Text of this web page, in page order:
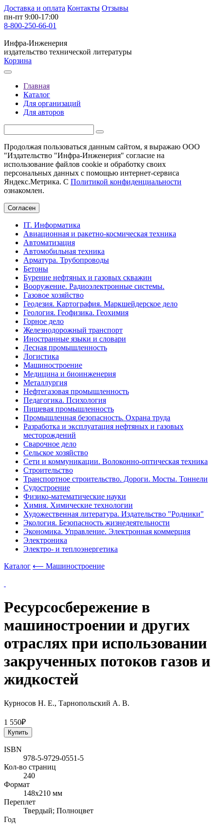
Доставка и оплата Контакты Отзывы
пн-пт 9:00-17:00
8-800-250-66-01
Инфра-Инженерия
издательство технической литературы
Корзина
Главная
Каталог
Для организаций
Для авторов
Продолжая пользоваться данным сайтом, я выражаю ООО
"Издательство "Инфра-Инженерия" согласие на
использование файлов cookie и обработку своих
персональных данных с помощью интернет-сервиса
Яндекс.Метрика. С Политикой конфиденциальности
ознакомлен.
Согласен
IT. Информатика
Авиационная и ракетно-космическая техника
Автоматизация
Автомобильная техника
Арматура. Трубопроводы
Бетоны
Бурение нефтяных и газовых скважин
Вооружение. Радиоэлектронные системы.
Газовое хозяйство
Геодезия. Картография. Маркшейдерское дело
Геология. Геофизика. Геохимия
Горное дело
Железнодорожный транспорт
Иностранные языки и словари
Лесная промышленность
Логистика
Машиностроение
Медицина и биоинженерия
Металлургия
Нефтегазовая промышленность
Педагогика. Психология
Пищевая промышленность
Промышленная безопасность. Охрана труда
Разработка и эксплуатация нефтяных и газовых
месторождений
Сварочное дело
Сельское хозяйство
Сети и коммуникации. Волоконно-оптическая техника
Строительство
Транспортное строительство. Дороги. Мосты. Тоннели
Судостроение
Физико-математические науки
Химия. Химические технологии
Художественная литература. Издательство "Родники"
Экология. Безопасность жизнедеятельности
Экономика. Управление. Электронная коммерция
Электроника
Электро- и теплоэнергетика
Каталог ⟵ Машиностроение
Ресурсосбережение в
машиностроении и других
отраслях при использовании
закрученных потоков газов и
жидкостей
Курносов Н. Е., Тарнопольский А. В.
1 550₽
Купить
ISBN
978-5-9729-0551-5
Кол-во страниц
240
Формат
148x210 мм
Переплет
Твердый; Полноцвет
Год